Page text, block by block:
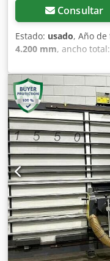
Consultar
Estado: usado, Año
4.200 mm, ancho total:
Color: Gris Peso: 485
Documentación
Certificado CE: No -
máxima de corte
de corte [mm]: 3300 -
55 - Diámetro mínimo
Diámetro máximo de
Diámetro del orificio
Corte horizontal: Sí -
Consumo de corriente
[kW]: 3,0 -
mm x 2450 mm (largo
[kg]: 485 kg -
Información
IVA. IVA/Régimen de
para las empresas.